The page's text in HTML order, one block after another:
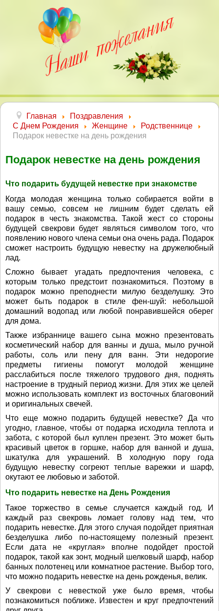
Главная
Поздравления
С Днем Рождения
Женщине
Родственнице
Подарок невестке на день рождения
Подарок невестке на день рождения
Что подарить будущей невестке при знакомстве
Когда молодая женщина только собирается войти в
вашу семью, совсем не лишним будет сделать ей
подарок в честь знакомства. Такой жест со стороны
будущей свекрови будет являться символом того, что
появлению нового члена семьи она очень рада. Подарок
сможет настроить будущую невестку на дружелюбный
лад.
Сложно бывает угадать предпочтения человека, с
которым только предстоит познакомиться. Поэтому в
подарок можно преподнести милую безделушку. Это
может быть подарок в стиле фен-шуй: небольшой
домашний водопад или любой понравившейся оберег
для дома.
Также избраннице вашего сына можно презентовать
косметический набор для ванны и душа, мыло ручной
работы, соль или пену для ванн. Эти недорогие
предметы гигиены помогут молодой женщине
расслабиться после тяжелого трудового дня, поднять
настроение в трудный период жизни. Для этих же целей
можно использовать комплект из восточных благовоний
и оригинальных свечей.
Что еще можно подарить будущей невестке? Да что
угодно, главное, чтобы от подарка исходила теплота и
забота, с которой был куплен презент. Это может быть
красивый цветок в горшке, набор для ванной и душа,
шкатулка для украшений. В холодную пору года
будущую невестку согреют теплые варежки и шарф,
окутают ее любовью и заботой.
Что подарить невестке на День Рождения
Такое торжество в семье случается каждый год. И
каждый раз свекровь ломает голову над тем, что
подарить невестке. Для этого случая подойдет приятная
безделушка либо по-настоящему полезный презент.
Если дата не «круглая» вполне подойдет простой
подарок, такой как зонт, модный шелковый шарф, набор
банных полотенец или комнатное растение. Выбор того,
что можно подарить невестке на день рожденья, велик.
У свекрови с невесткой уже было время, чтобы
познакомиться поближе. Известен и круг предпочтений